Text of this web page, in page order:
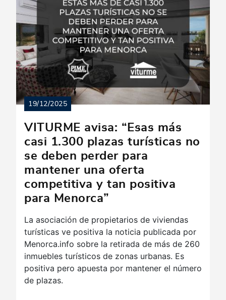
VITURME avisa: “Esas más
casi 1.300 plazas turísticas no
se deben perder para
mantener una oferta
competitiva y tan positiva
para Menorca”
19/12/2025
La asociación de propietarios de viviendas
turísticas ve positiva la noticia publicada por
Menorca.info sobre la retirada de más de 260
inmuebles turísticos de zonas urbanas. Es
positiva pero apuesta por mantener el número
de plazas.